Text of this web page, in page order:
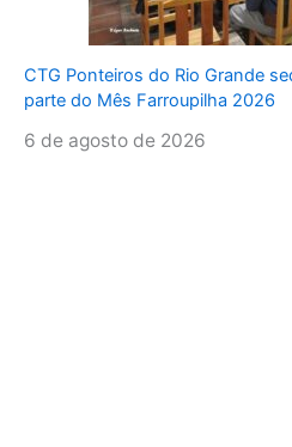
CTG Ponteiros do Rio Grande
parte do Mês Farroupilha 2026
6 de agosto de 2026